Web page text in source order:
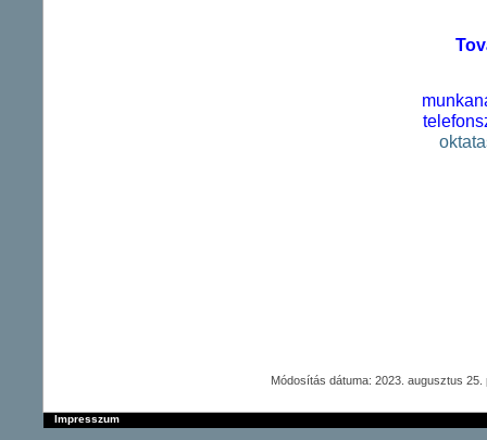
Módosítás dátuma: 2023. augusztus 25.
Impresszum